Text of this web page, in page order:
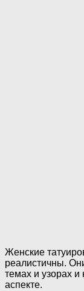
Женские
реалистичны.
темах и узорах
аспекте.